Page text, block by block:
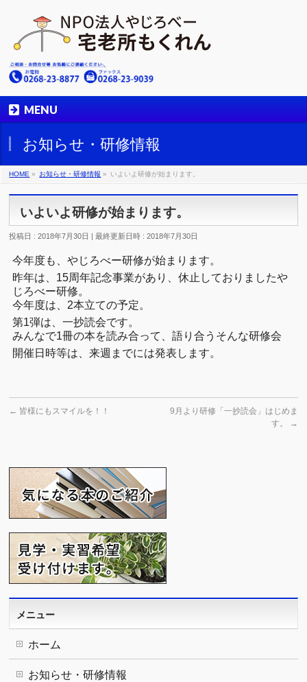
MENU
お知らせ・研修情報
HOME » お知らせ・研修情報 » いよいよ研修が始まります。
いよいよ研修が始まります。
投稿日 : 2018年7月30日 最終更新日時 : 2018年7月30日
今年度も、やじろべー研修が始まります。
昨年は、15周年記念事業があり、休止しておりましたや
じろべー研修。
今年度は、2本立ての予定。
第1弾は、一抄読会です。
みんなで1冊の本を読み合って、語り合うそんな研修会
開催日時等は、来週までには発表します。
← 皆様にもスマイルを！！
9月より研修「一抄読会」はじめま
す。
→
メニュー
ホーム
お知らせ・研修情報